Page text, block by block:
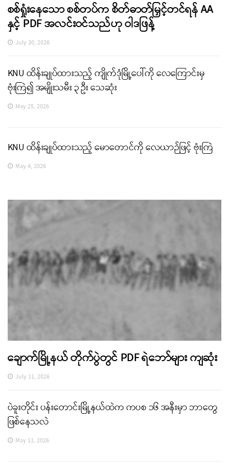
စစ်ရှုံးနေသော စစ်တပ်က စိတ်ဓာတ်မြှင့်တင်ရန် AA
နှင့် PDF အလင်းဝင်သည်ဟု ဝါဒဖြန့်
July 30, 2026
KNU ထိန်းချုပ်ထားသည့် ကျိုက်ဒုံမြို့ပေါ်ကို လေကြောင်းမှ
ဗုံးကြဲ၍ အမျိုးသမီး ၃ ဦး သေဆုံး
May 25, 2026
KNU ထိန်းချုပ်ထားသည့် မောတောင်ကို လေယာဉ်ဖြင့် ဗုံးကြဲ
May 4, 2026
ချောက်မြို့နယ် တိုက်ပွဲတွင် PDF ရဲဘော်များ ကျဆုံး
July 11, 2026
ပဲခူးတိုင်း ပန်းတောင်းမြို့နယ်ထဲက ကပစ ၁၆ အနီးမှာ ဘာတွေ
ဖြစ်နေသလဲ
May 11, 2026